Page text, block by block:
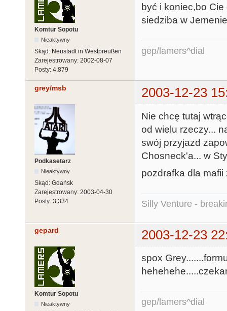
Komtur Sopotu
Nieaktywny
Skąd: Neustadt in Westpreußen
Zarejestrowany: 2002-08-07
Posty: 4,879
być i koniec,bo
siedziba w
gep/lamers^dial
grey/msb 2003-12-23
Podkasetarz
Nieaktywny
Skąd: Gdańsk
Zarejestrowany: 2003-04-30
Posty: 3,334
Nie chcę tutaj
od wielu rzeczy...
swój przyjazd
Chosneck'a... w
pozdrafka dla mafii
Silly Venture -
gepard 2003-12-23
Komtur Sopotu
Nieaktywny
spox
gep/lamers^dial